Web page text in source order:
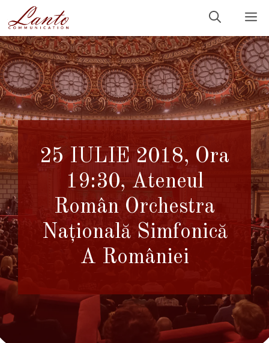
la
conținut
25 IULIE 2018, Ora
19:30, Ateneul
Român Orchestra
Națională Simfonică
A României